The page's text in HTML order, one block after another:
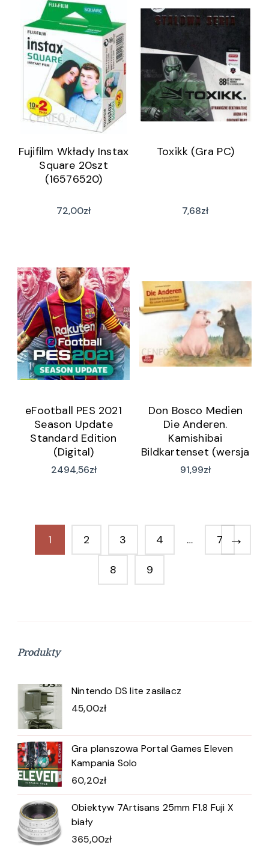
Fujifilm Wkłady Instax
Square 20szt
(16576520)
72,00zł
Toxikk (Gra PC)
7,68zł
eFootball PES 2021
Season Update
Standard Edition
(Digital)
2494,56zł
Don Bosco Medien
Die Anderen.
Kamishibai
Bildkartenset (wersja
niemiecka)
91,99zł
1 2 3 4 … 7
8 9
→
Produkty
Nintendo DS lite zasilacz
45,00zł
Gra planszowa Portal Games Eleven
Kampania Solo
60,20zł
Obiektyw 7Artisans 25mm F1.8 Fuji X
biały
365,00zł